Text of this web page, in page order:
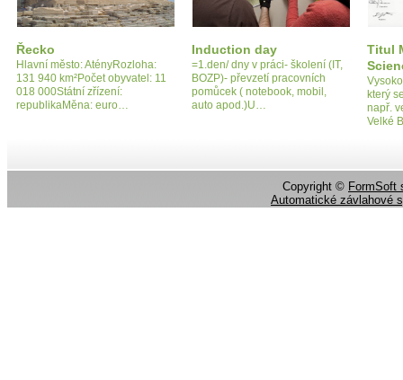
Řecko
Hlavní město: AtényRozloha:
131 940 km²Počet obyvatel: 11
018 000Státní zřízení:
republikaMěna: euro…
Induction day
=1.den/ dny v práci- školení (IT,
BOZP)- převzetí pracovních
pomůcek ( notebook, mobil,
auto apod.)U…
Titul
který
např.
Velké
Copyright © FormSoft
Automatické závlahové